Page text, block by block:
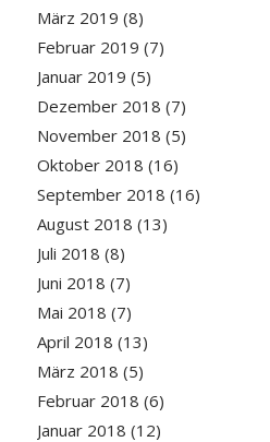
März 2019 (8)
Februar 2019 (7)
Januar 2019 (5)
Dezember 2018 (7)
November 2018 (5)
Oktober 2018 (16)
September 2018 (16)
August 2018 (13)
Juli 2018 (8)
Juni 2018 (7)
Mai 2018 (7)
April 2018 (13)
März 2018 (5)
Februar 2018 (6)
Januar 2018 (12)